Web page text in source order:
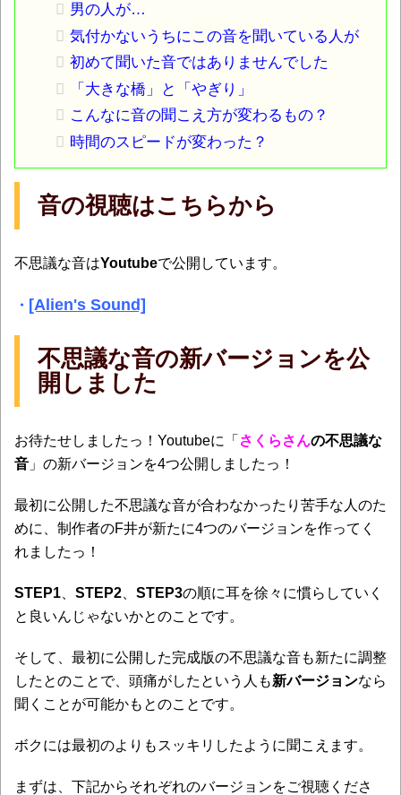
男の人が…
気付かないうちにこの音を聞いている人が
初めて聞いた音ではありませんでした
「大きな橋」と「やぎり」
こんなに音の聞こえ方が変わるもの？
時間のスピードが変わった？
音の視聴はこちらから
不思議な音はYoutubeで公開しています。
・ [Alien's Sound]
不思議な音の新バージョンを公
開しました
お待たせしましたっ！Youtubeに「 さくらさんの不思議な
音 」の新バージョンを4つ公開しましたっ！
最初に公開した不思議な音が合わなかったり苦手な人のた
めに、制作者のF井が新たに4つのバージョンを作ってく
れましたっ！
STEP1 STEP2 STEP3の順に耳を徐々に慣らしていく
と良いんじゃないかとのことです。
そして、最初に公開した完成版の不思議な音も新たに調整
したとのことで、頭痛がしたという人も新バージョンなら
聞くことが可能かもとのことです。
ボクには最初のよりもスッキリしたように聞こえます。
まずは、下記からそれぞれのバージョンをご視聴くださ